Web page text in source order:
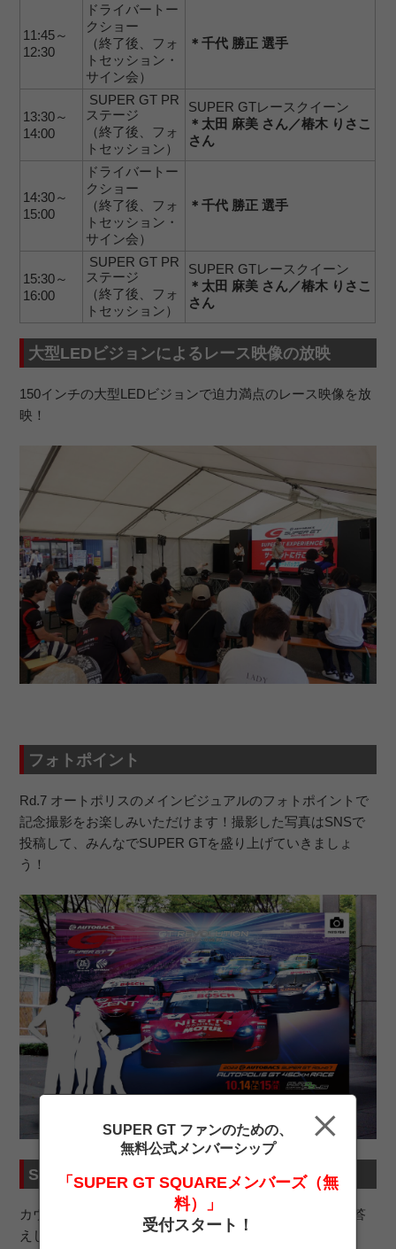
11:45～
12:30
ドライバートー
クショー
（終了後、フォ
トセッション・
サイン会）
＊千代 勝正 選手
13:30～
14:00
SUPER GT PR
ステージ
（終了後、フォ
トセッション）
SUPER GTレースクイーン
＊太田 麻美 さん／椿木 りさこ
さん
14:30～
15:00
ドライバートー
クショー
（終了後、フォ
トセッション・
サイン会）
＊千代 勝正 選手
15:30～
16:00
SUPER GT PR
ステージ
（終了後、フォ
トセッション）
SUPER GTレースクイーン
＊太田 麻美 さん／椿木 りさこ
さん
大型LEDビジョンによるレース映像の放映
150インチの大型LEDビジョンで迫力満点のレース映像を放
映！
フォトポイント
Rd.7 オートポリスのメインビジュアルのフォトポイントで
記念撮影をお楽しみいただけます！撮影した写真はSNSで
投稿して、みんなでSUPER GTを盛り上げていきましょ
う！
SUPER GTインフォメーションカウンター
カウンターでは、SUPER GTのレースに関する質問にお答
えします。
SUPER GT ファンのための、
無料公式メンバーシップ
「SUPER GT SQUAREメンバーズ（無
料）」
受付スタート！